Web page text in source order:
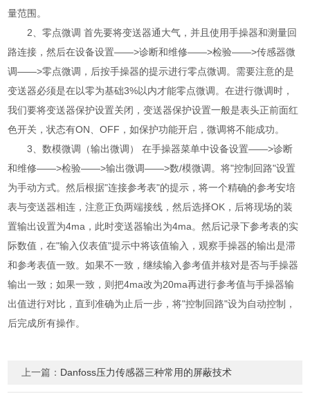
量范围。
2、零点微调 首先要将变送器通大气，并且使用手操器和测量回
路连接，然后在设备设置——>诊断和维修——>检验——>传感器微
调——>零点微调，后按手操器的提示进行零点微调。需要注意的是
变送器必须是在以零为基础3%以内才能零点微调。在进行微调时，
我们要将变送器保护设置关闭，变送器保护设置一般是表头正前面红
色开关，状态有ON、OFF，如保护功能开启，微调将不能成功。
3、数模微调（输出微调） 在手操器菜单中设备设置——>诊断
和维修——>检验——>输出微调——>数/模微调。将"控制回路"设置
为手动方式。然后根据"连接参考表"的提示，将一个精确的参考安培
表与变送器相连，注意正负两端接线，然后选择OK，后将现场的装
置输出设置为4ma，此时变送器输出为4ma。然后记录下参考表的实
际数值，在"输入仪表值"提示中将该值输入，观察手操器的输出是滞
和参考表值一致。如果不一致，继续输入参考值并核对是否与手操器
输出一致；如果一致，则把4ma改为20ma再进行参考值与手操器输
出值进行对比，直到准确为止后一步，将"控制回路"设为自动控制，
后完成所有操作。
上一篇： Danfoss压力传感器三种常用的屏蔽技术